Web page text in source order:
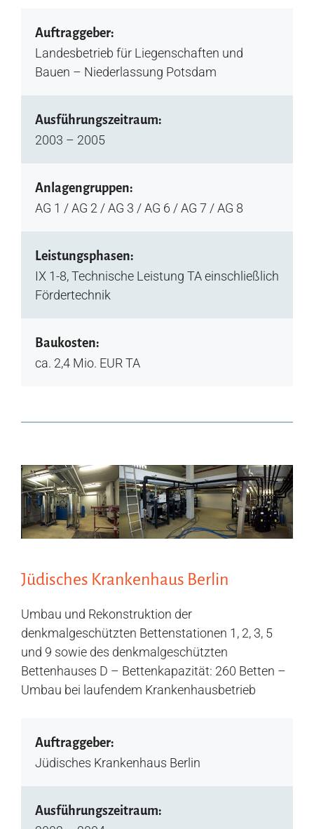
Auftraggeber:
Landesbetrieb für Liegenschaften und
Bauen – Niederlassung Potsdam
Ausführungszeitraum:
2003 – 2005
Anlagengruppen:
AG 1 / AG 2 / AG 3 / AG 6 / AG 7 / AG 8
Leistungsphasen:
IX 1-8, Technische Leistung TA einschließlich
Fördertechnik
Baukosten:
ca. 2,4 Mio. EUR TA
Jüdisches Krankenhaus Berlin
Umbau und Rekonstruktion der
denkmalgeschützten Bettenstationen 1, 2, 3, 5
und 9 sowie des denkmalgeschützten
Bettenhauses D – Bettenkapazität: 260 Betten –
Umbau bei laufendem Krankenhausbetrieb
Auftraggeber:
Jüdisches Krankenhaus Berlin
Ausführungszeitraum: